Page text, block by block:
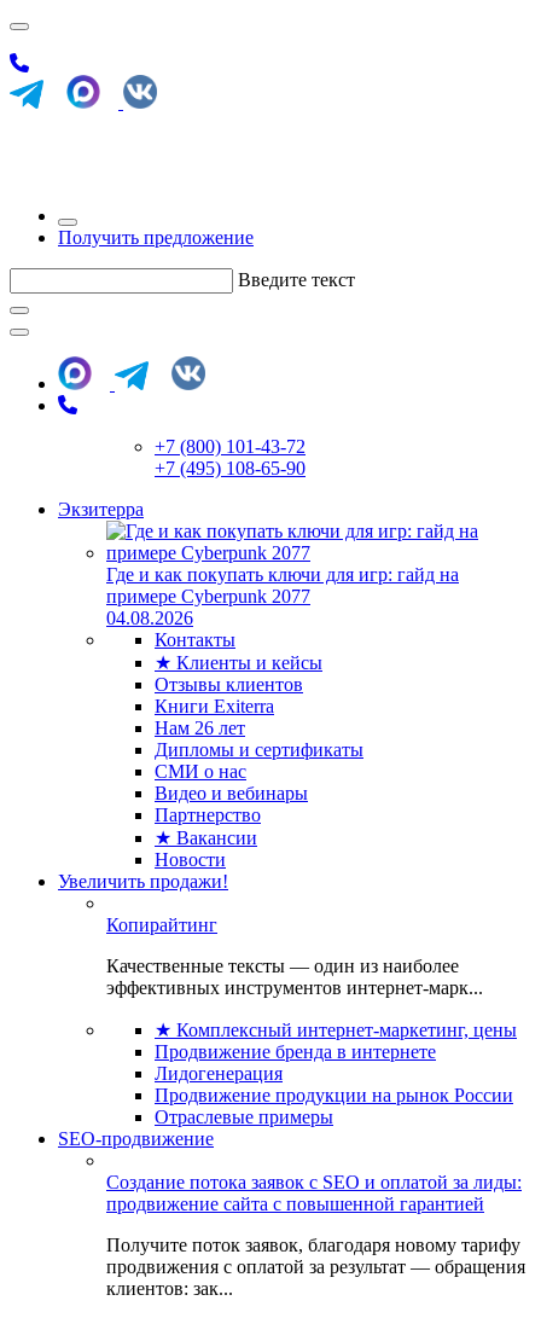
Получить предложение
Введите текст
+7 (800) 101-43-72
+7 (495) 108-65-90
Экзитерра
Где и как покупать ключи для игр: гайд на
примере Cyberpunk 2077
04.08.2026
Контакты
★ Клиенты и кейсы
Отзывы клиентов
Книги Exiterra
Нам 26 лет
Дипломы и сертификаты
СМИ о нас
Видео и вебинары
Партнерство
★ Вакансии
Новости
Увеличить продажи!
Копирайтинг
Качественные тексты — один из наиболее
эффективных инструментов интернет-марк...
★ Комплексный интернет-маркетинг, цены
Продвижение бренда в интернете
Лидогенерация
Продвижение продукции на рынок России
Отраслевые примеры
SEO-продвижение
Создание потока заявок с SEO и оплатой за лиды:
продвижение сайта с повышенной гарантией
Получите поток заявок, благодаря новому тарифу
продвижения с оплатой за результат — обращения
клиентов: зак...